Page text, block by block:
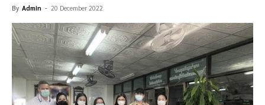
By Admin - 20 December 2022